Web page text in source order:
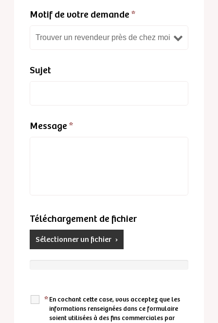
Motif de votre demande *
Sujet
Message *
Téléchargement de fichier
Sélectionner un fichier
* En cochant cette case, vous acceptez que les
informations renseignées dans ce formulaire
soient utilisées à des fins commerciales par